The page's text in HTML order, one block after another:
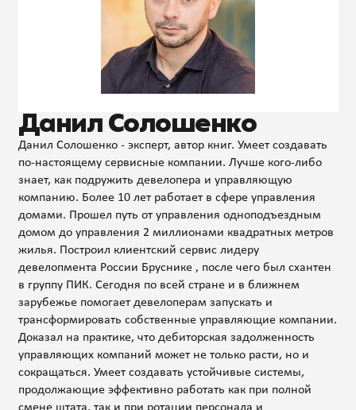
Данил Солошенко
Данил Солошенко - эксперт, автор книг. Умеет создавать
по-настоящему сервисные компании. Лучше кого-либо
знает, как подружить девелопера и управляющую
компанию. Более 10 лет работает в сфере управления
домами. Прошел путь от управления одноподъездным
домом до управления 2 миллионами квадратных метров
жилья. Построил клиентский сервис лидеру
девелопмента России Бруснике , после чего был схантен
в группу ПИК. Сегодня по всей стране и в ближнем
зарубежье помогает девелоперам запускать и
трансформировать собственные управляющие компании.
Доказал на практике, что дебиторская задолженность
управляющих компаний может не только расти, но и
сокращаться. Умеет создавать устойчивые системы,
продолжающие эффективно работать как при полной
смене штата, так и при ротации персонала и